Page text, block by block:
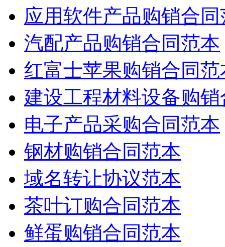
应用软件产品购销合同
汽配产品购销合同范本
红富士苹果购销合同范
建设工程材料设备购
电子产品采购合同范本
钢材购销合同范本
域名转让协议范本
茶叶订购合同范本
鲜蛋购销合同范本